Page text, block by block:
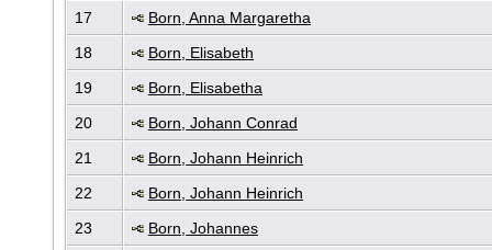
17
Born, Anna Margaretha
18
Born, Elisabeth
19
Born, Elisabetha
20
Born, Johann Conrad
21
Born, Johann Heinrich
22
Born, Johann Heinrich
23
Born, Johannes